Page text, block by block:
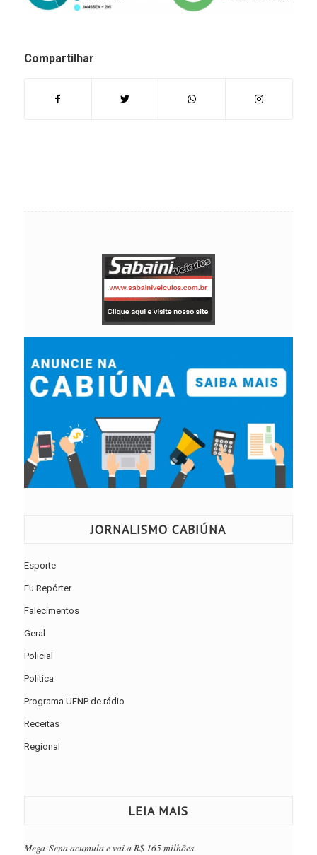
Compartilhar
JORNALISMO CABIÚNA
Esporte
Eu Repórter
Falecimentos
Geral
Policial
Política
Programa UENP de rádio
Receitas
Regional
LEIA MAIS
Mega-Sena acumula e vai a R$ 165 milhões